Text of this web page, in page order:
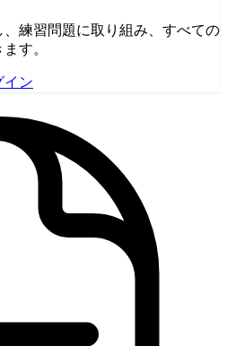
練習問題に取り組み、すべての
す。
イン